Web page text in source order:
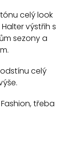
celý look
výstřih s
sezony a
celý
třeba